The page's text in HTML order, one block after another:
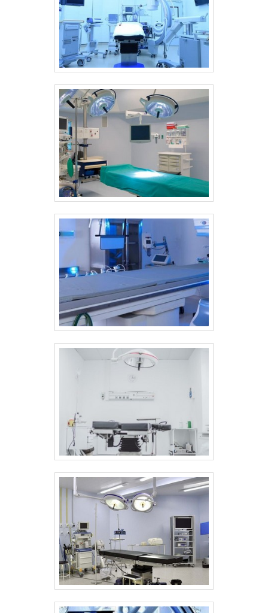
solicite um orçamento! .
opções sempre estão à disposição quando
se procura soluções para fabricação e
desenvolvimento de equipamentos
hospitalares e odontológicos de alta
tecnologia. A empresa oferece opções
como lavadoras de endoscópios e
secadoras de traqueias com ótima qualidade
e precisão. Se diferenciando dentro de seu
segmento, a empresa consegue também
proporcionar um atendimento cuidadoso e
que busca a satisfação do cliente. A Sanders
do Brasil é uma empresa que tem se
destacado no segmento pela seriedade e
qualidade, que garantem uma entrega de
excelência de ponta a ponta. .